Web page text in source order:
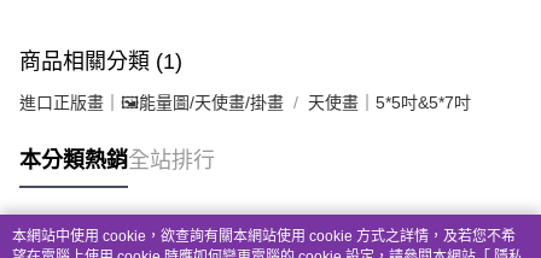
商品相關分類 (1)
進口正版畫｜🖼️能量圖/天使畫/掛畫 天使畫｜5*5吋&5*7吋
本分類熱銷全站排行
本網站中使用 cookie，欲查詢有關本網站使用 cookie 方式之詳情，及若您不希